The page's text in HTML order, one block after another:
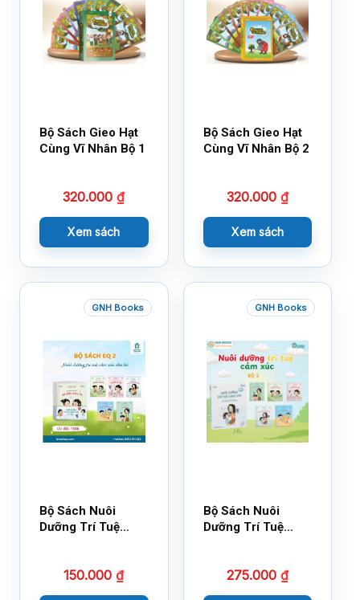
Bộ Sách Gieo Hạt
Cùng Vĩ Nhân Bộ 1
320.000₫
Xem sách
Bộ Sách Gieo Hạt
Cùng Vĩ Nhân Bộ 2
320.000 ₫
Xem sách
GNH Books
Bộ Sách Nuôi
Dưỡng Trí Tuệ
150.000₫
GNH Books
Bộ Sách Nuôi
Dưỡng Trí Tuệ
275.000 ₫